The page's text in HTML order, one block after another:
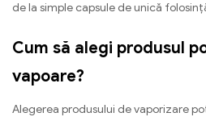
de la simple capsule de unică
Cum să alegi produsul
vapoare?
Alegerea produsului de vaporizare